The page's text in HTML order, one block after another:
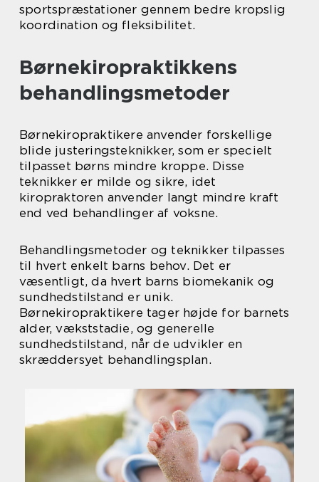
sportspræstationer gennem bedre kropslig
koordination og fleksibilitet.
Børnekiropraktikkens
behandlingsmetoder
Børnekiropraktikere anvender forskellige
blide justeringsteknikker, som er specielt
tilpasset børns mindre kroppe. Disse
teknikker er milde og sikre, idet
kiropraktoren anvender langt mindre kraft
end ved behandlinger af voksne.
Behandlingsmetoder og teknikker tilpasses
til hvert enkelt barns behov. Det er
væsentligt, da hvert barns biomekanik og
sundhedstilstand er unik.
Børnekiropraktikere tager højde for barnets
alder, vækststadie, og generelle
sundhedstilstand, når de udvikler en
skræddersyet behandlingsplan.